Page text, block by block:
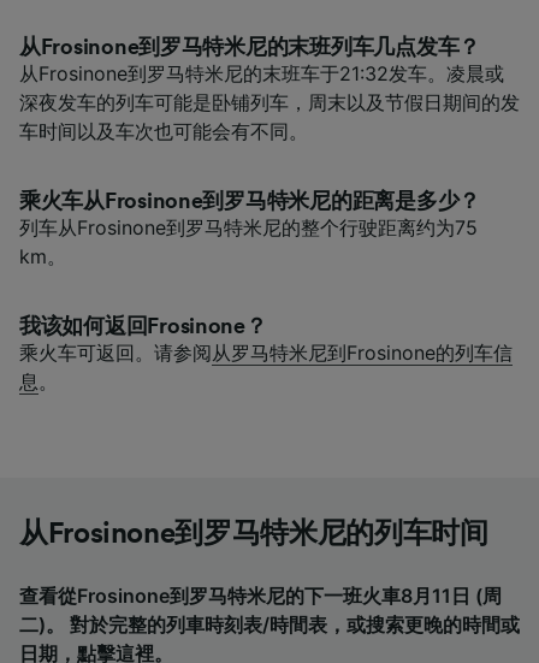
从Frosinone到罗马特米尼的末班列车几点发车？
从Frosinone到罗马特米尼的末班车于21:32发车。凌晨或
深夜发车的列车可能是卧铺列车，周末以及节假日期间的发
车时间以及车次也可能会有不同。
乘火车从Frosinone到罗马特米尼的距离是多少？
列车从Frosinone到罗马特米尼的整个行驶距离约为75
km。
我该如何返回Frosinone？
乘火车可返回。请参阅从罗马特米尼到Frosinone的列车信
息。
从Frosinone到罗马特米尼的列车时间
查看從Frosinone到罗马特米尼的下一班火車8月11日 (周
二)。 對於完整的列車時刻表/時間表，或搜索更晚的時間或
日期， 點擊這裡。